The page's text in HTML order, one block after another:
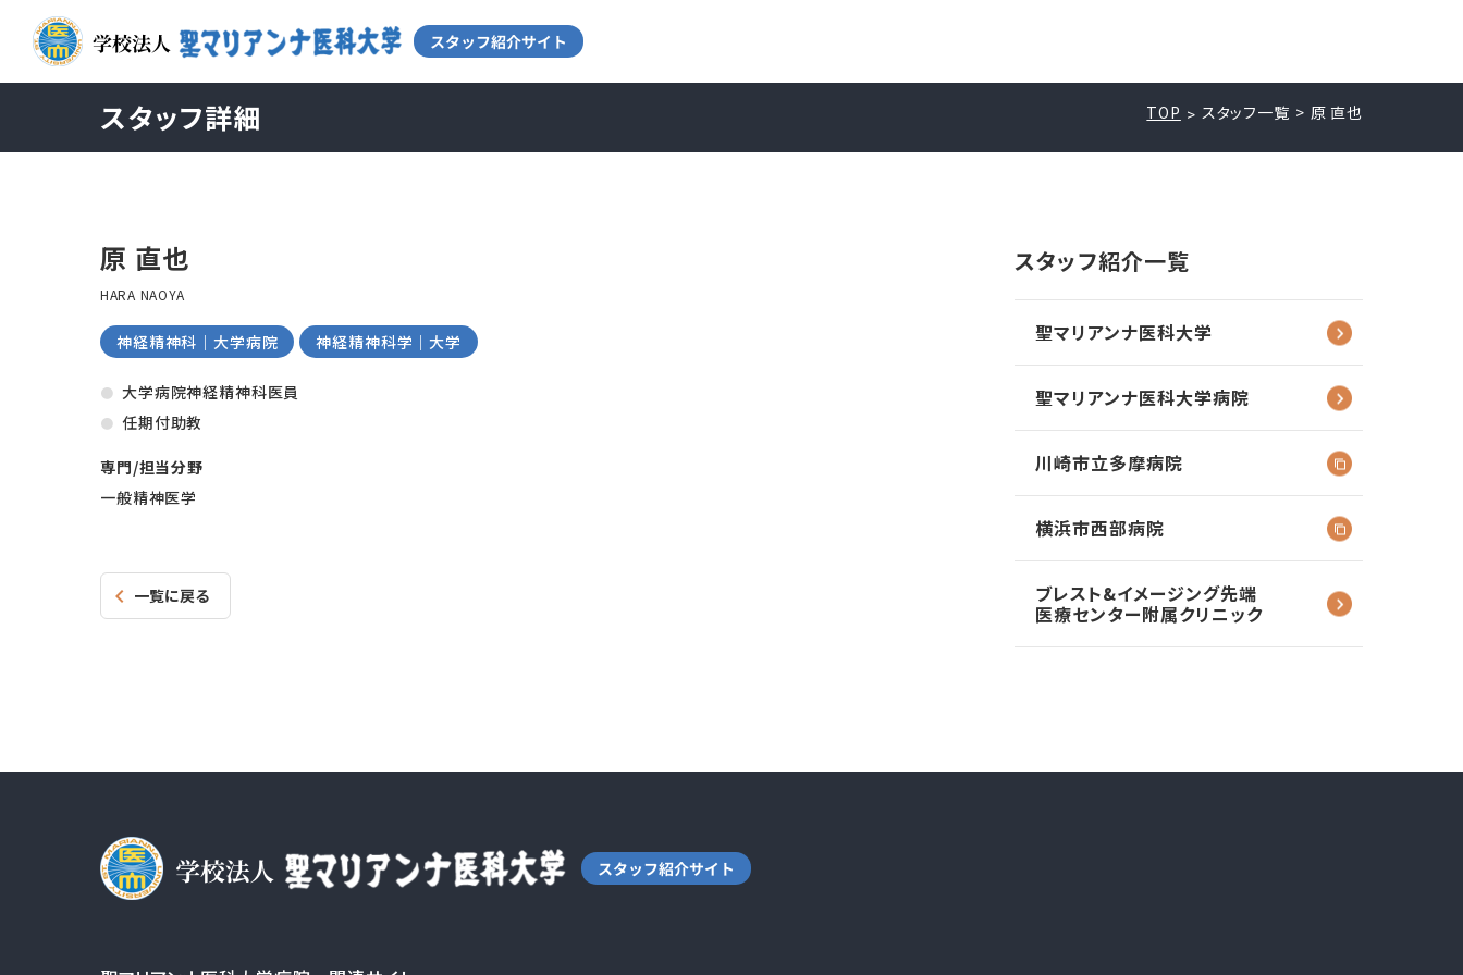
スタッフ詳細 TOP スタッフ一覧 原 直也
原 直也
HARA NAOYA
神経精神科｜大学病院 神経精神科学｜大学
大学病院神経精神科医員
任期付助教
専門/担当分野
一般精神医学
一覧に戻る
スタッフ紹介一覧
聖マリアンナ医科大学
聖マリアンナ医科大学病院
川崎市立多摩病院
横浜市西部病院
ブレスト&イメージング先端
医療センター附属クリニック